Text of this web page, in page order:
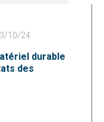
10/24
durable
des